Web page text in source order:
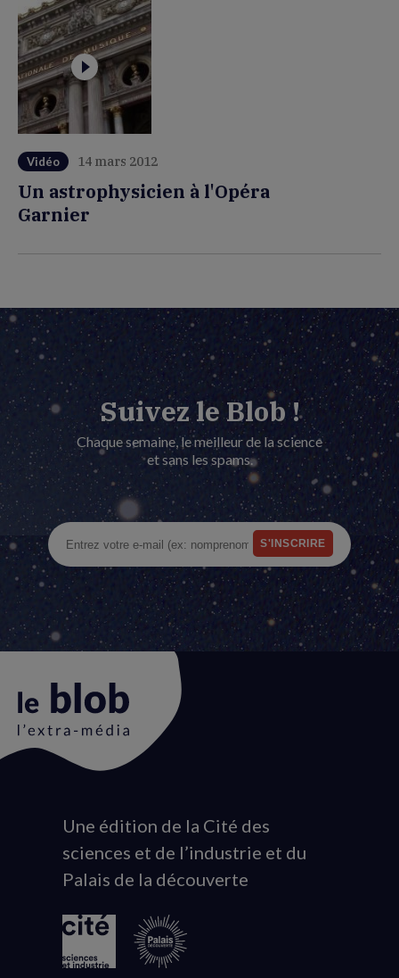
Vidéo 14 mars 2012
Un astrophysicien à l'Opéra
Garnier
Suivez le Blob !
Chaque semaine, le meilleur de la science
et sans les spams.
Animation
du
logo
Une édition de la Cité des
sciences et de l’industrie et du
Palais de la découverte